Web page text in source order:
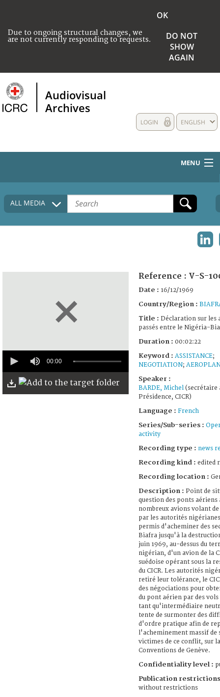
Due to ongoing structural changes, we
are not currently responding to requests.
OK
DO NOT
SHOW
AGAIN
Audiovisual
Archives
ENGLISH
LOGIN
MENU
HOME
COLLECTIONS DESCRIPTION
ALL MEDIA
seconds
minutes,
22
00:00
Reference : V-S-
Date : 16/12/1969
Country/Region :
Title : Déclaration sur les
passés entre le Nigéria-
Duration : 00:02:22
Keyword : ASSISTANCE;
NEGOTIATION;
Speaker :
BARDE, Michel(secrétaire
Présidence, CICR)
Language : French
Series/Sub-series :
activity
Recording type : news
Recording kind : edited
Recording location :
Description : Point de
question des ponts aériens
nombreux avions volant
par les autorités
permis d'acheminer des
Biafra jusqu'à la
juin 1969, au-dessus du
nigérian, d'un avion de la
suédoise opérant sous la
du CICR. Les autorités
retiré leur tolérance, le
des négociations pour
du pont aérien par des vols
tant qu'intermédiaire
tente de surmonter des
d'ordre pratique afin de
l'acheminement massif de
victimes de ce conflit, sur la
Conventions de Genève.
Confidentiality level :
Publication
without restrictions